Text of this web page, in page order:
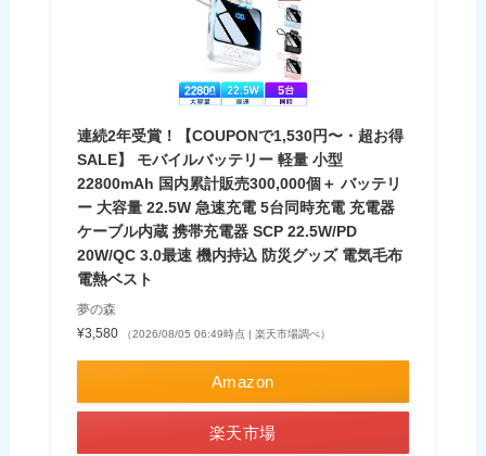
連続2年受賞！【COUPONで1,530円〜・超お得
SALE】 モバイルバッテリー 軽量 小型
22800mAh 国内累計販売300,000個＋ バッテリ
ー 大容量 22.5W 急速充電 5台同時充電 充電器
ケーブル内蔵 携帯充電器 SCP 22.5W/PD
20W/QC 3.0最速 機内持込 防災グッズ 電気毛布
電熱ベスト
夢の森
¥3,580
（2026/08/05 06:49時点 | 楽天市場調べ）
Amazon
楽天市場